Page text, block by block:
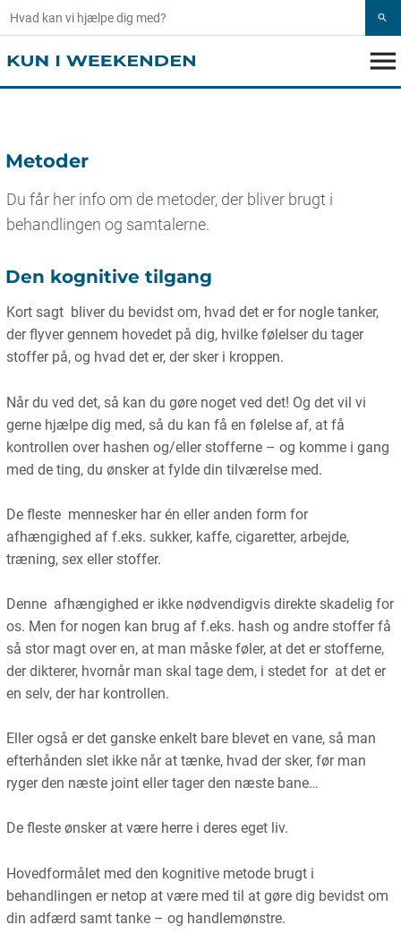
search
menu
Metoder
Du får her info om de metoder, der bliver brugt i
behandlingen og samtalerne.
Den kognitive tilgang
Kort sagt bliver du bevidst om, hvad det er for nogle tanker,
der flyver gennem hovedet på dig, hvilke følelser du tager
stoffer på, og hvad det er, der sker i kroppen.
Når du ved det, så kan du gøre noget ved det! Og det vil vi
gerne hjælpe dig med, så du kan få en følelse af, at få
kontrollen over hashen og/eller stofferne – og komme i gang
med de ting, du ønsker at fylde din tilværelse med.
De fleste mennesker har én eller anden form for
afhængighed af f.eks. sukker, kaffe, cigaretter, arbejde,
træning, sex eller stoffer.
Denne afhængighed er ikke nødvendigvis direkte skadelig for
os. Men for nogen kan brug af f.eks. hash og andre stoffer få
så stor magt over en, at man måske føler, at det er stofferne,
der dikterer, hvornår man skal tage dem, i stedet for at det er
en selv, der har kontrollen.
Eller også er det ganske enkelt bare blevet en vane, så man
efterhånden slet ikke når at tænke, hvad der sker, før man
ryger den næste joint eller tager den næste bane…
De fleste ønsker at være herre i deres eget liv.
Hovedformålet med den kognitive metode brugt i
behandlingen er netop at være med til at gøre dig bevidst om
din adfærd samt tanke – og handlemønstre.